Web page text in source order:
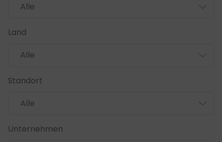
Land
Standort
Unternehmen